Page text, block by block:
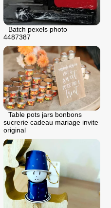
Batch pexels photo
4487387
Table pots jars bonbons
sucrerie cadeau mariage invite
original